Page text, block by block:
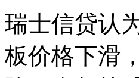
瑞士信贷认
板价格下滑